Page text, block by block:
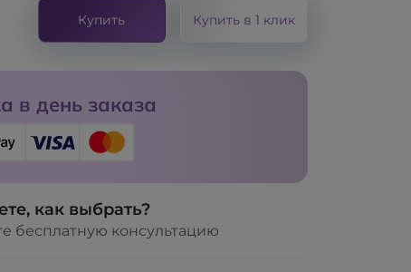
Купить Купить в 1 клик
в день заказа
как выбрать?
бесплатную консультацию